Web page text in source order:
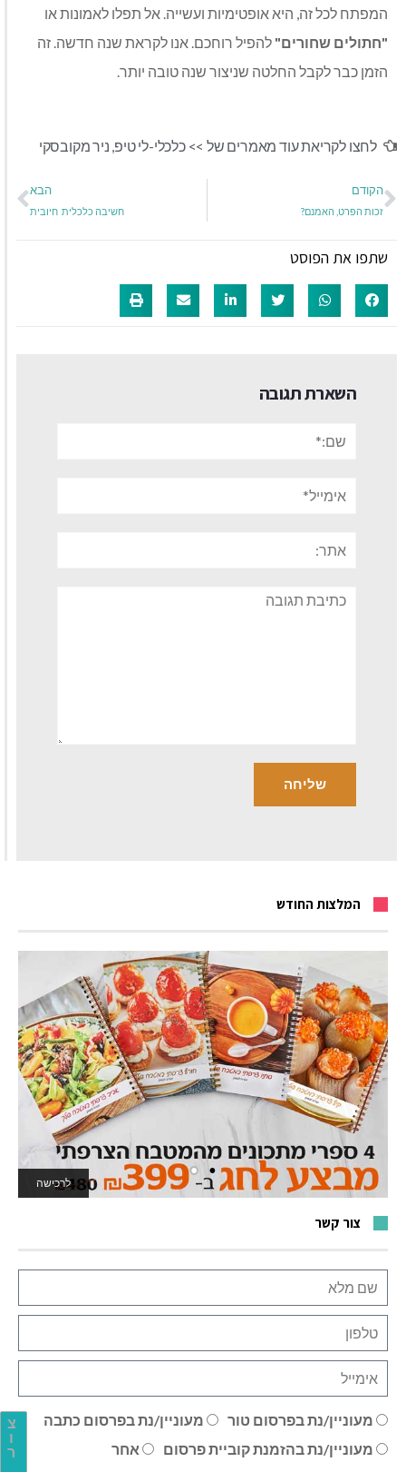
צ
ו
ר
המפתח לכל זה, היא אופטימיות ועשייה. אל תפלו לאמונות או
"חתולים שחורים" להפיל רוחכם. אנו לקראת שנה חדשה. זה
הזמן כבר לקבל החלטה שניצור שנה טובה יותר.
לחצו לקריאת עוד מאמרים של >> כלכלי-לי טיפ, ניר מקובסקי
הקודם
זכות הפרט, האמנם?
הבא
חשיבה כלכלית חיובית
שתפו את הפוסט
השארת תגובה
תגובה
המלצות החודש
לרכישה
לאתר המשחקים
צור קשר
מעוניין/נת בפרסום טור
מעוניין/נת בפרסום כתבה
מעוניין/נת בהזמנת קוביית פרסום
אחר